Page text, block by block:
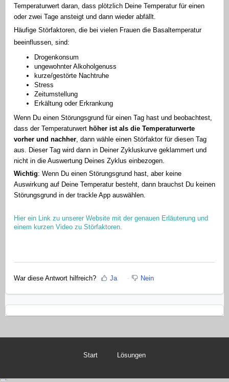
Temperaturwert daran, dass plötzlich Deine Temperatur für einen
oder zwei Tage ansteigt und dann wieder abfällt.
Häufige Störfaktoren, die bei vielen Frauen die Basaltemperatur
beeinflussen, sind:
Drogenkonsum
ungewohnter Alkoholgenuss
kurze/gestörte Nachtruhe
Stress
Zeitumstellung
Erkältung oder Erkrankung
Wenn Du einen Störungsgrund für einen Tag hast und beobachtest,
dass der Temperaturwert höher ist als die Temperaturwerte
vorher und nachher, dann wähle einen Störfaktor für diesen Tag
aus. Dieser Tag wird dann in Deiner Zykluskurve geklammert und
nicht in die Auswertung Deines Zyklus einbezogen.
Wichtig: Wenn Du einen Störungsgrund hast, aber keine
Auswirkung auf Deine Temperatur besteht, dann brauchst Du keinen
Störungsgrund in der trackle App auswählen.
Hier ein Link zu unserer Website mit der genauen Erläuterung und
einem kurzen Video zu Störfaktoren.
War diese Antwort hilfreich? Ja Nein
Start Lösungen